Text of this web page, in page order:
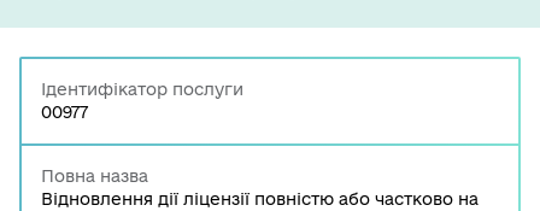
Ідентифікатор послуги
00977
Повна назва
Відновлення дії ліцензії повністю або частково на